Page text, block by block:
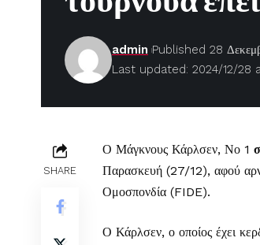
Last updated: 2024/12/
admin Published 28
SHARE
Ο Μάγκνους Κάρλσεν, Νο 1
Παρασκευή (27/12), αφού
Ομοσπονδία (FIDE).
Ο Κάρλσεν, ο οποίος έχει